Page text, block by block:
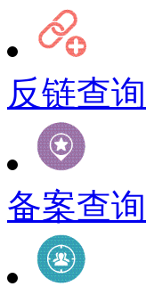
反链查询
备案查询